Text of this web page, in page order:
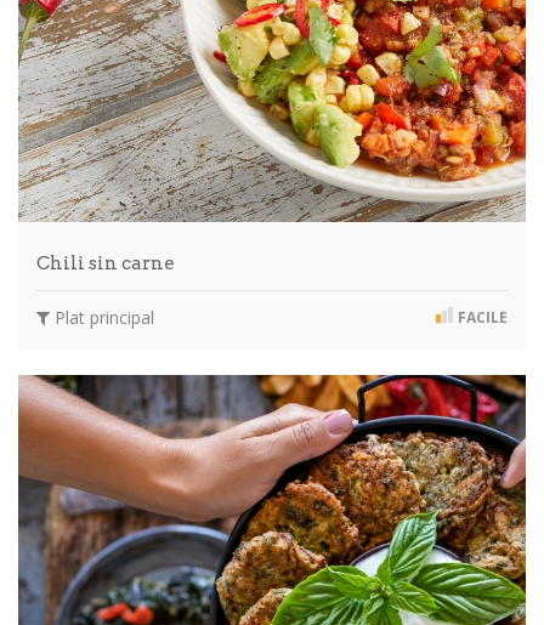
Chili sin carne
Plat principal FACILE